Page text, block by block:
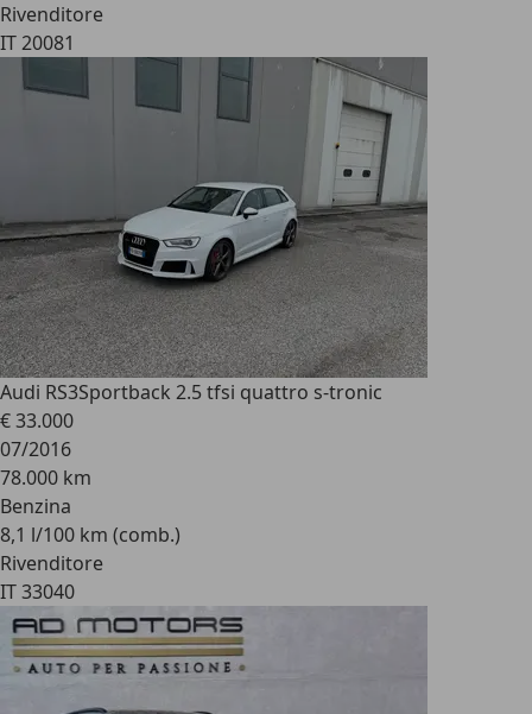
Rivenditore
IT 20081
Audi RS3Sportback 2.5 tfsi quattro s-tronic
€ 33.000
07/2016
78.000 km
Benzina
8,1 l/100 km (comb.)
Rivenditore
IT 33040